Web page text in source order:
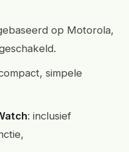
op Motorola,
simpele
: inclusief